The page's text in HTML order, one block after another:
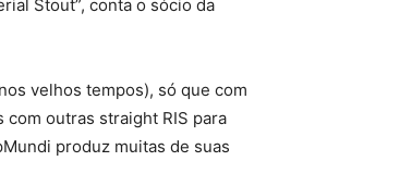
Stout”, conta o sócio da
velhos tempos), só que com
outras straight RIS para
produz muitas de suas